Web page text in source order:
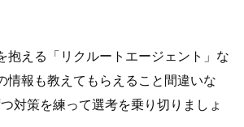
抱える「リクルートエージェント」な
情報も教えてもらえること間違いな
対策を練って選考を乗り切りましょ